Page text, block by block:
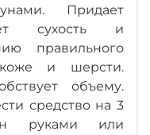
Придает
сухость и
правильного
и шерсти.
объему.
средство на 3
руками или